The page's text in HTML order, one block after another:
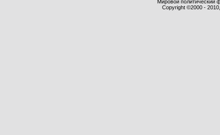
Мировой политический
Copyright ©2000 -